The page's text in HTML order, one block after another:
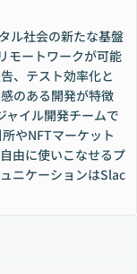
ル社会の新たな基盤
モートワークが可能
、テスト効率化と
のある開発が特徴
ャイル開発チームで
やNFTマーケット
由に使いこなせるプ
ニケーションはSlac